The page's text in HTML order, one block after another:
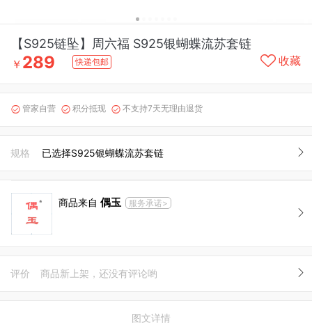
【S925链坠】周六福 S925银蝴蝶流苏套链
￥ 289 快递包邮 收藏
 管家自营  积分抵现  不支持7天无理由退货
规格 已选择S925银蝴蝶流苏套链
商品来自 偶玉 服务承诺>
评价 商品新上架，还没有评论哟
图文详情